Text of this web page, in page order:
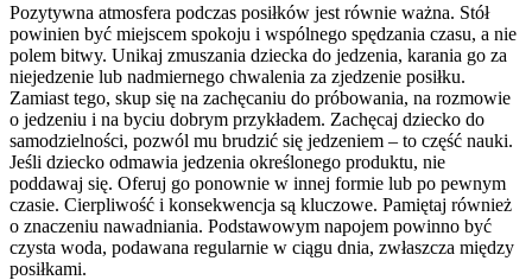
Pozytywna atmosfera podczas posiłków jest równie ważna. Stół
powinien być miejscem spokoju i wspólnego spędzania czasu, a nie
polem bitwy. Unikaj zmuszania dziecka do jedzenia, karania go za
niejedzenie lub nadmiernego chwalenia za zjedzenie posiłku.
Zamiast tego, skup się na zachęcaniu do próbowania, na rozmowie
o jedzeniu i na byciu dobrym przykładem. Zachęcaj dziecko do
samodzielności, pozwól mu brudzić się jedzeniem – to część nauki.
Jeśli dziecko odmawia jedzenia określonego produktu, nie
poddawaj się. Oferuj go ponownie w innej formie lub po pewnym
czasie. Cierpliwość i konsekwencja są kluczowe. Pamiętaj również
o znaczeniu nawadniania. Podstawowym napojem powinno być
czysta woda, podawana regularnie w ciągu dnia, zwłaszcza między
posiłkami.